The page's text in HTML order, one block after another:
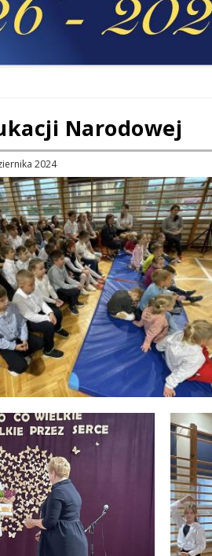
Narodowej
2024